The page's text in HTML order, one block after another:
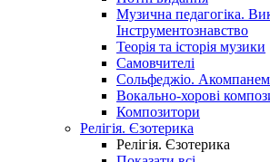
Музична педагогіка.
Інструментознавство
Теорія та історія музики
Самовчителі
Сольфеджіо.
Вокально-хорові
Композитори
Релігія. Єзотерика
Релігія. Єзотерика